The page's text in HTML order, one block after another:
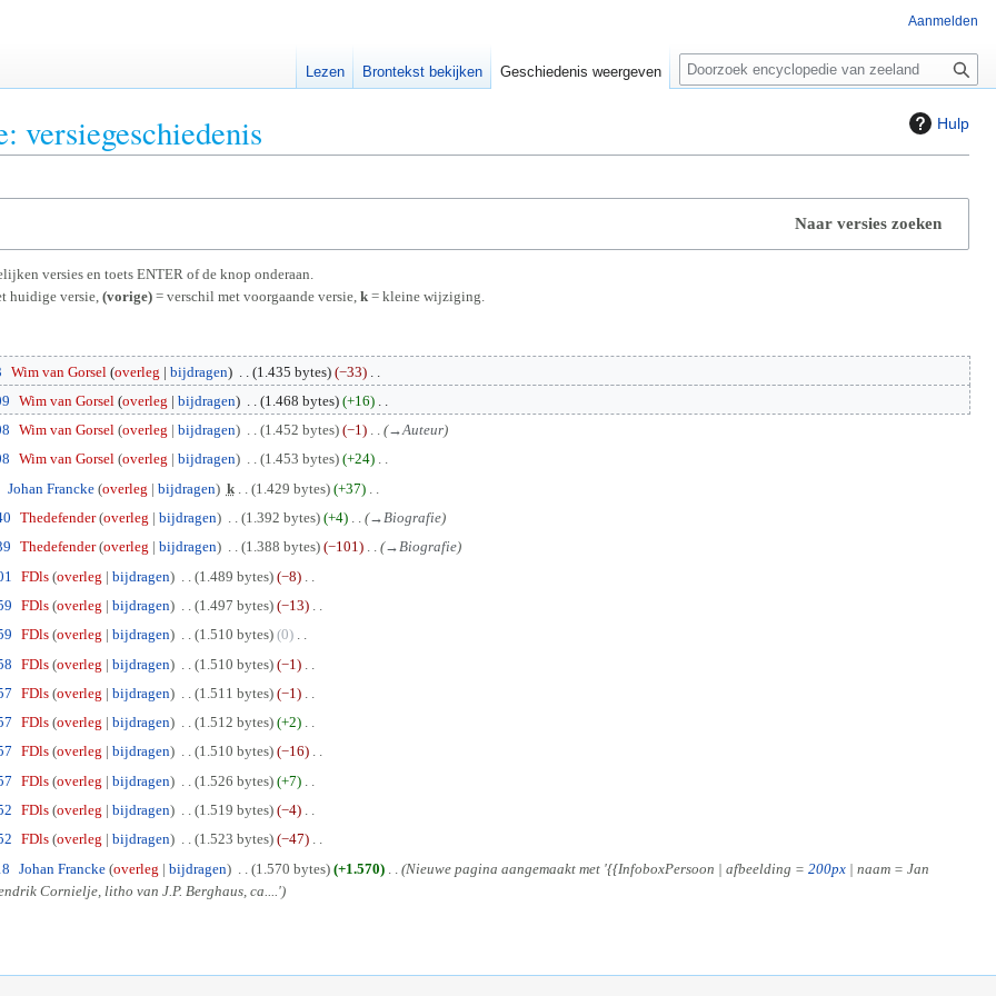
Hulp
versiegeschiedenis
Naar versies zoeken
versies en toets ENTER of de knop onderaan.
huidige versie, (vorige) = verschil met voorgaande versie, k = kleine wijziging.
Wim van Gorsel overleg bijdragen 1.435 bytes
−33
Wim van Gorsel overleg bijdragen 1.468 bytes
+16
Wim van Gorsel overleg bijdragen 1.452 bytes −1 →Auteur
Wim van Gorsel overleg bijdragen 1.453 bytes
+24
Johan Francke overleg bijdragen k 1.429 bytes
+37
Thedefender overleg bijdragen 1.392 bytes +4 →Biografie
Thedefender overleg bijdragen 1.388 bytes −101 →Biografie
FDls overleg bijdragen 1.489 bytes
−8
FDls overleg bijdragen 1.497 bytes
−13
FDls overleg bijdragen 1.510 bytes
0
FDls overleg bijdragen 1.510 bytes
−1
FDls overleg bijdragen 1.511 bytes
−1
FDls overleg bijdragen 1.512 bytes
+2
FDls overleg bijdragen 1.510 bytes
−16
FDls overleg bijdragen 1.526 bytes
+7
FDls overleg bijdragen 1.519 bytes
−4
FDls overleg bijdragen 1.523 bytes
−47
Johan Francke overleg bijdragen 1.570 bytes +1.570 Nieuwe pagina aangemaakt met '{{InfoboxPersoon | afbeelding = 200px| naam = Jan
Cornielje, litho van J.P. Berghaus, ca....'
Aanmelden
Lezen Brontekst bekijken Geschiedenis weergeven
Z
e